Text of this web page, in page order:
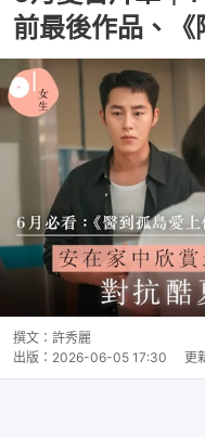
前最後作品、《
撰文： 許秀麗
出版： 2026-06-05 17:30 更